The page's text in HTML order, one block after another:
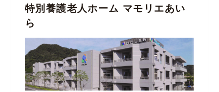
特別養護老人ホーム マモリエあい
ら